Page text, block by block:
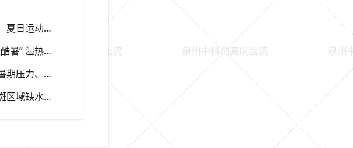
（运动后白斑养护）夏日运动出汗量大，白癜风人群运动需兼顾防晒与干爽，泉州中科白癜风医院分享运动注意点
“闽南梅雨季刚过迎酷暑” 湿热交替，白斑容易出现波动，泉州中科白癜风医院讲解潮湿环境下白斑护理重点
（情绪影响白斑）暑期压力、烦躁焦虑干扰免疫，泉州中科白癜风医院建议白癜风患者保持心态平稳
持续高温来袭！白斑区域缺水干燥如何护理？泉州中科白癜风医院讲解白癜风人群夏日正确保湿方法